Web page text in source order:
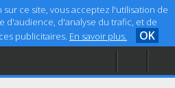
sur ce site, vous acceptez l'utilisation de
d'audience, d'analyse du trafic, et de
publicitaires. En savoir plus. OK